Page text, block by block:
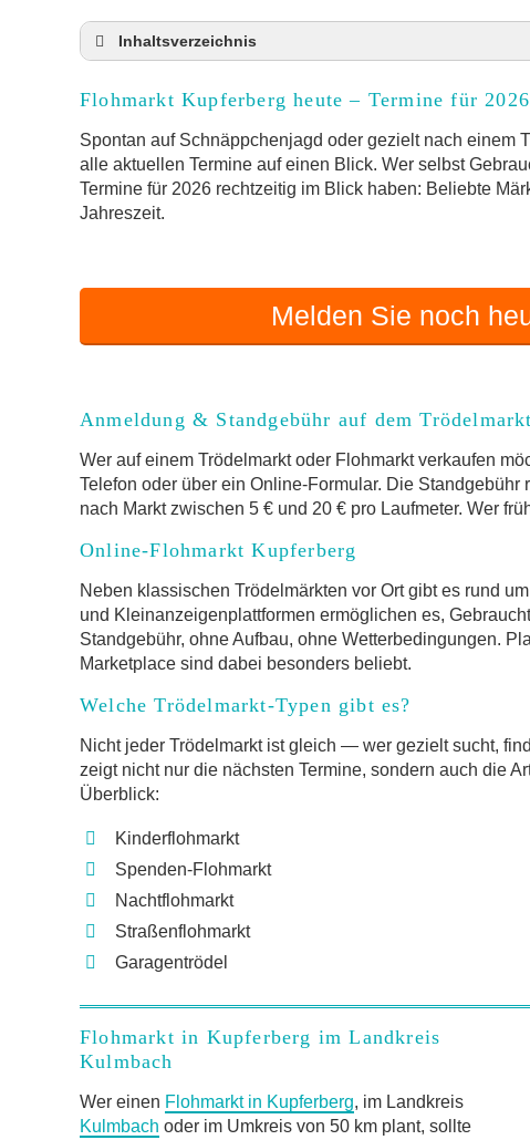
Inhaltsverzeichnis
Anmeldung & Standgebühr auf dem Trödelmarkt
Online-Flohmarkt Kupferberg
Welche Trödelmarkt-Typen gibt es?
Aktuelle Flohmarkt-Termine für Kupferberg und
FAQ: Flohmarkt Kupferberg
Flohmarkt-Termin melden
Flohmarkt Kupferberg heute – Termine für 2026
Spontan auf Schnäppchenjagd oder gezielt nach
alle aktuellen Termine auf einen Blick. Wer selbst
Termine für 2026 rechtzeitig im Blick haben: Beliebte
Jahreszeit.
Melden Sie noch
Anmeldung & Standgebühr auf dem Trödelmarkt
Wer auf einem Trödelmarkt oder Flohmarkt verkaufen
Telefon oder über ein Online-Formular. Die
nach Markt zwischen 5 € und 20 € pro Laufmeter. Wer
Online-Flohmarkt Kupferberg
Neben klassischen Trödelmärkten vor Ort gibt es rund
und Kleinanzeigenplattformen ermöglichen es,
Standgebühr, ohne Aufbau, ohne Wetterbedingungen.
Marketplace sind dabei besonders beliebt.
Welche Trödelmarkt-Typen gibt es?
Nicht jeder Trödelmarkt ist gleich — wer gezielt sucht,
zeigt nicht nur die nächsten Termine, sondern auch die
Überblick:
Kinderflohmarkt
Spenden-Flohmarkt
Nachtflohmarkt
Straßenflohmarkt
Garagentrödel
Flohmarkt in Kupferberg im Landkreis
Kulmbach
Wer einen Flohmarkt in Kupferberg, im Landkreis
Kulmbach oder im Umkreis von 50 km plant, sollte